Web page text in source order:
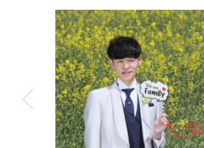
撮影料 新婦衣装1
着付け ヘアメイク
アルバム データ 150 カ
衣装追加 会食
家族と撮影 家族用衣装レ
ドレスで新緑ロケーション♪150カットデー